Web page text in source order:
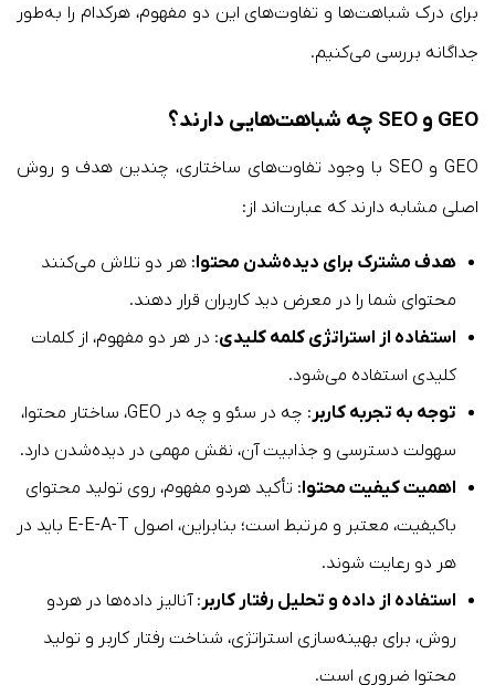
برای درک شباهت‌ها و تفاوت‌های این دو مفهوم، هرکدام را به‌طور
جداگانه بررسی می‌کنیم.
GEO و SEO چه شباهت‌هایی دارند؟
GEO و SEO با وجود تفاوت‌های ساختاری، چندین هدف و روش
اصلی مشابه دارند که عبارت‌اند از:
هدف مشترک برای دیده‌شدن محتوا: هر دو تلاش می‌کنند
محتوای شما را در معرض دید کاربران قرار دهند.
استفاده از استراتژی کلمه کلیدی: در هر دو مفهوم، از کلمات
کلیدی استفاده می‌شود.
توجه به تجربه کاربر
: چه در سئو و چه در GEO، ساختار محتوا،
سهولت دسترسی و جذابیت آن، نقش مهمی در دیده‌شدن دارد.
اهمیت کیفیت محتوا: تأکید هردو مفهوم، روی تولید محتوای
باکیفیت، معتبر و مرتبط است؛ بنابراین، اصول E-E-A-T باید در
هر دو رعایت شوند.
استفاده از داده و تحلیل رفتار کاربر : آنالیز داده‌ها در هردو
روش، برای بهینه‌سازی استراتژی، شناخت رفتار کاربر و تولید
محتوا ضروری است.